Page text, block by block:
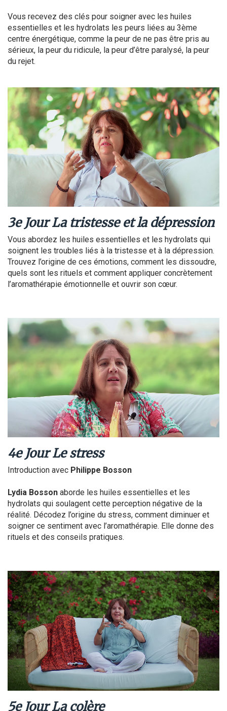
Vous recevez des clés pour soigner avec les huiles
essentielles et les hydrolats les peurs liées au 3ème
centre énergétique, comme la peur de ne pas être pris au
sérieux, la peur du ridicule, la peur d’être paralysé, la peur
du rejet.
3e Jour La tristesse et la dépression
Vous abordez les huiles essentielles et les hydrolats qui
soignent les troubles liés à la tristesse et à la dépression.
Trouvez l’origine de ces émotions, comment les dissoudre,
quels sont les rituels et comment appliquer concrètement
l’aromathérapie émotionnelle et ouvrir son cœur.
4e Jour Le stress
Introduction avec Philippe Bosson
Lydia Bosson aborde les huiles essentielles et les
hydrolats qui soulagent cette perception négative de la
réalité. Décodez l’origine du stress, comment diminuer et
soigner ce sentiment avec l’aromathérapie. Elle donne des
rituels et des conseils pratiques.
5e Jour La colère